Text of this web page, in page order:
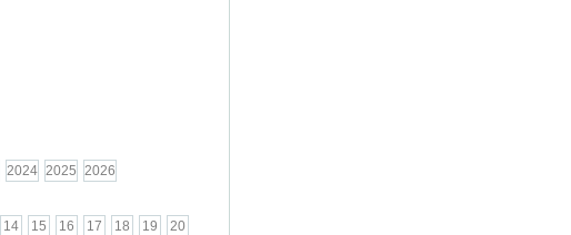
2024 2025 2026
14 15 16 17 18 19
20